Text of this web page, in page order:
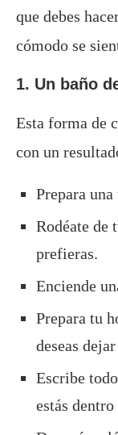
que debes
cómodo se
1. Un baño
Esta forma de
con un
Prepara
Rodéate de
prefieras.
Enciende
Prepara tu
deseas
Escribe
estás